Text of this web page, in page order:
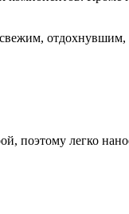
свежим,
поэтому легко